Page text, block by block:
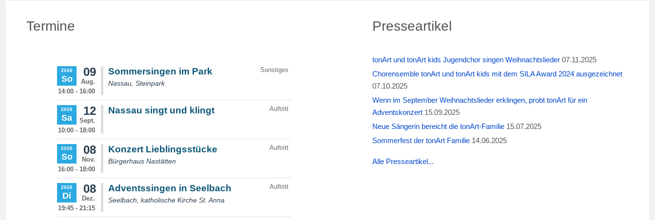
Termine Presseartikel
tonArt und tonArt kids Jugendchor singen Weihnachtslieder 07.11.2025
Chorensemble tonArt und tonArt kids mit dem SILA Award 2024 ausgezeichnet
07.10.2025
Wenn im September Weihnachtslieder erklingen, probt tonArt für ein
Adventskonzert 15.09.2025
Neue Sängerin bereicht die tonArt-Familie 15.07.2025
Sommerfest der tonArt Familie 14.06.2025
Alle Presseartikel...